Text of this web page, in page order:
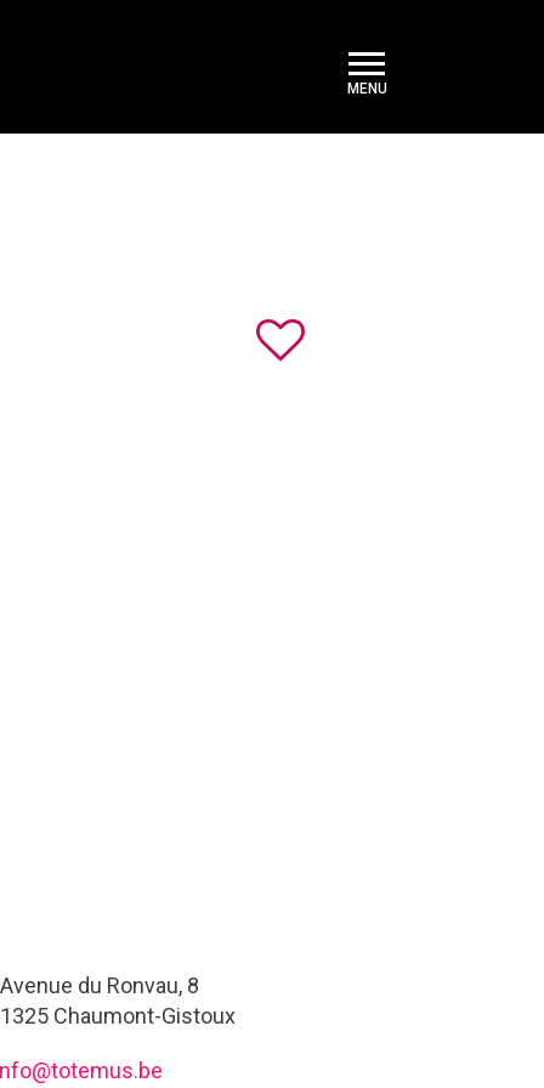
Avenue du Ronvau, 8
1325 Chaumont-Gistoux